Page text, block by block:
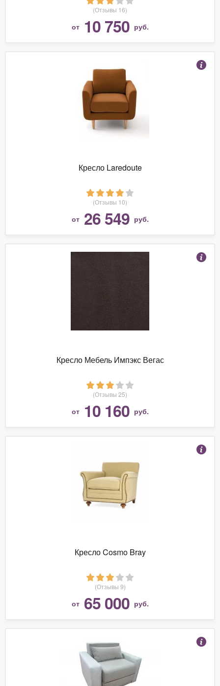
(Отзывы 16)
от 10 750 руб.
Кресло Laredoute
(Отзывы 10)
от 26 549 руб.
Кресло Мебель Импэкс Вегас
(Отзывы 25)
от 10 160 руб.
Кресло Cosmo Bray
(Отзывы 9)
от 65 000 руб.